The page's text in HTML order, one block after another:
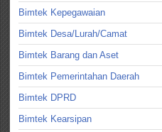
Bimtek Kepegawaian
Bimtek Desa/Lurah/Camat
Bimtek Barang dan Aset
Bimtek Pemerintahan Daerah
Bimtek DPRD
Bimtek Kearsipan